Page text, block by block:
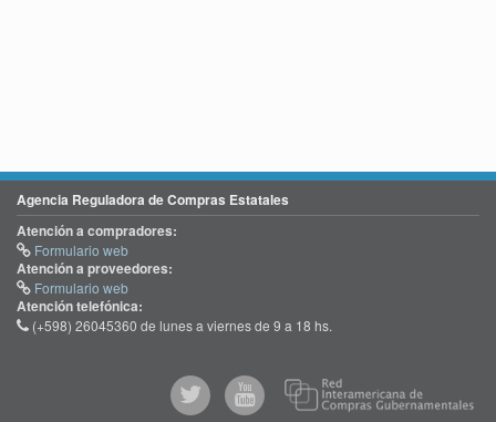
Agencia Reguladora de Compras Estatales
Atención a compradores:
Formulario web
Atención a proveedores:
Formulario web
Atención telefónica:
(+598) 26045360 de lunes a viernes de 9 a 18 hs.
@comprasgubuy
ACCE